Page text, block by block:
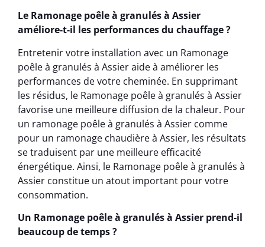
Le Ramonage poêle à granulés à Assier
améliore-t-il les performances du chauffage ?
Entretenir votre installation avec un Ramonage
poêle à granulés à Assier aide à améliorer les
performances de votre cheminée. En supprimant
les résidus, le Ramonage poêle à granulés à Assier
favorise une meilleure diffusion de la chaleur. Pour
un ramonage poêle à granulés à Assier comme
pour un ramonage chaudière à Assier, les résultats
se traduisent par une meilleure efficacité
énergétique. Ainsi, le Ramonage poêle à granulés à
Assier constitue un atout important pour votre
consommation.
Un Ramonage poêle à granulés à Assier prend-il
beaucoup de temps ?